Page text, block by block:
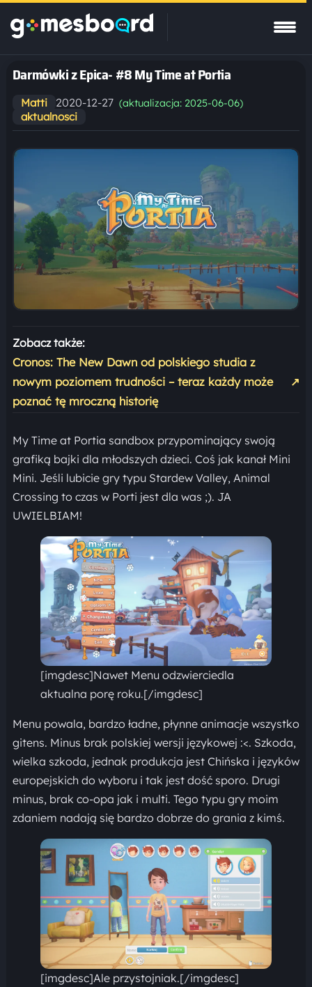
Darmówki z Epica- #8 My Time at Portia
Matti 2020-12-27 (aktualizacja: 2025-06-06)
aktualnosci
Zobacz także:
Cronos: The New Dawn od polskiego studia z
nowym poziomem trudności – teraz każdy może
poznać tę mroczną historię
↗
My Time at Portia sandbox przypominający swoją
grafiką bajki dla młodszych dzieci. Coś jak kanał Mini
Mini. Jeśli lubicie gry typu Stardew Valley, Animal
Crossing to czas w Porti jest dla was ;). JA
UWIELBIAM!
[imgdesc]Nawet Menu odzwierciedla
aktualna porę roku.[/imgdesc]
Menu powala, bardzo ładne, płynne animacje wszystko
gitens. Minus brak polskiej wersji językowej :<. Szkoda,
wielka szkoda, jednak produkcja jest Chińska i języków
europejskich do wyboru i tak jest dość sporo. Drugi
minus, brak co-opa jak i multi. Tego typu gry moim
zdaniem nadają się bardzo dobrze do grania z kimś.
[imgdesc]Ale przystojniak.[/imgdesc]